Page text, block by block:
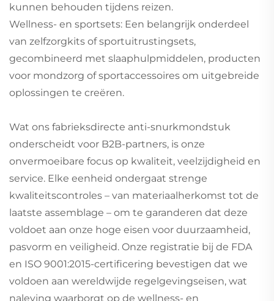
kunnen behouden tijdens reizen.
Wellness- en sportsets: Een belangrijk onderdeel
van zelfzorgkits of sportuitrustingsets,
gecombineerd met slaaphulpmiddelen, producten
voor mondzorg of sportaccessoires om uitgebreide
oplossingen te creëren.
Wat ons fabrieksdirecte anti-snurkmondstuk
onderscheidt voor B2B-partners, is onze
onvermoeibare focus op kwaliteit, veelzijdigheid en
service. Elke eenheid ondergaat strenge
kwaliteitscontroles – van materiaalherkomst tot de
laatste assemblage – om te garanderen dat deze
voldoet aan onze hoge eisen voor duurzaamheid,
pasvorm en veiligheid. Onze registratie bij de FDA
en ISO 9001:2015-certificering bevestigen dat we
voldoen aan wereldwijde regelgevingseisen, wat
naleving waarborgt op de wellness- en